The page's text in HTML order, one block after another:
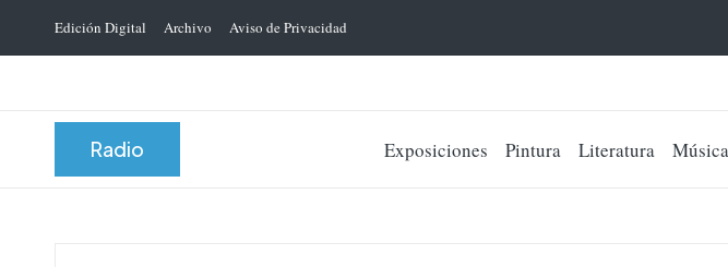
Saltar
contenido
Edición Digital Archivo Aviso de Privacidad
Radio Exposiciones Pintura Literatura Música